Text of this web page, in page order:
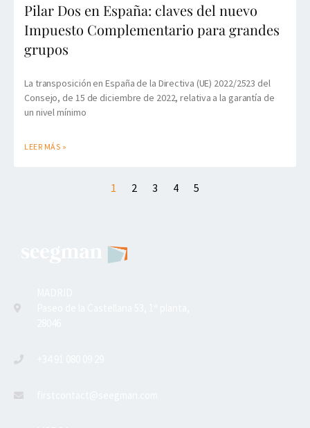
Pilar Dos en España: claves del nuevo
Impuesto Complementario para grandes
grupos
La transposición en España de la Directiva (UE) 2022/2523 del
Consejo, de 15 de diciembre de 2022, relativa a la garantía de
un nivel mínimo
LEER MÁS »
1 2 3 4 5